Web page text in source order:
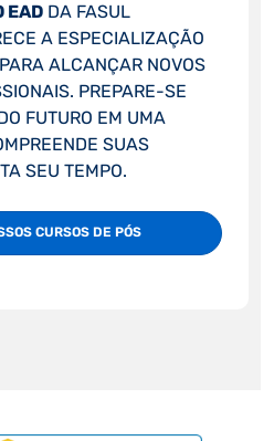
EADDA FASUL
A ESPECIALIZAÇÃO
ALCANÇAR NOVOS
PREPARE-SE
FUTURO EM UMA
SUAS
SEU TEMPO.
CURSOS DE PÓS